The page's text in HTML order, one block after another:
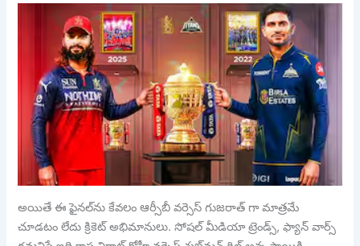
అయితే ఈ ఫైనల్‌ను కేవలం ఆర్సీబీ వర్సెస్ గుజరాత్ గా మాత్రమే
చూడటం లేదు క్రికెట్ అభిమానులు. సోషల్ మీడియా ట్రెండ్స్, ఫ్యాన్ వార్స్